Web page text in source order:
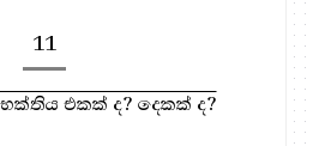
11
භක්තිය එකක් ද? දෙකක් ද?